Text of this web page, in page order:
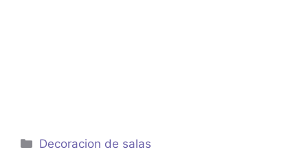
Categorías
Decoracion de salas